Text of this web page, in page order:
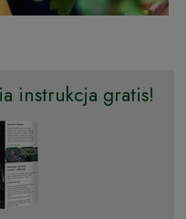
instrukcja gratis!